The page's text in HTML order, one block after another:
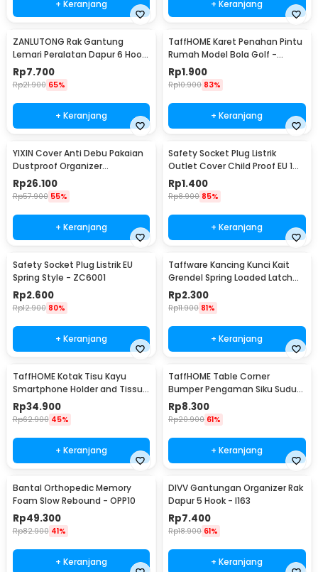
+ Keranjang + Keranjang
ZANLUTONG Rak Gantung
Lemari Peralatan Dapur 6 Hook
Besi - 2137
Rp7.700
Rp21.900 65%
+ Keranjang
TaffHOME Karet Penahan Pintu
Rumah Model Bola Golf -
HDS209
Rp1.900
Rp10.900 83%
+ Keranjang
YIXIN Cover Anti Debu Pakaian
Dustproof Organizer
60x30x110cm - PEVA
Rp26.100
Rp57.900 55%
+ Keranjang
Safety Socket Plug Listrik
Outlet Cover Child Proof EU 1
PCS
Rp1.400
Rp8.900 85%
+ Keranjang
Safety Socket Plug Listrik EU
Spring Style - ZC6001
Rp2.600
Rp12.900 80%
+ Keranjang
Taffware Kancing Kunci Kait
Grendel Spring Loaded Latch
Catch Hasp - KAK-J107
Rp2.300
Rp11.900 81%
+ Keranjang
TaffHOME Kotak Tisu Kayu
Smartphone Holder and Tissue
Box - ZJ05
Rp34.900
Rp62.900 45%
+ Keranjang
TaffHOME Table Corner
Bumper Pengaman Siku Sudut
Meja Silicone 10 PCS - FY21
Rp8.300
Rp20.900 61%
+ Keranjang
Bantal Orthopedic Memory
Foam Slow Rebound - OPP10
Rp49.300
Rp82.900 41%
+ Keranjang
DIVV Gantungan Organizer Rak
Dapur 5 Hook - I163
Rp7.400
Rp18.900 61%
+ Keranjang